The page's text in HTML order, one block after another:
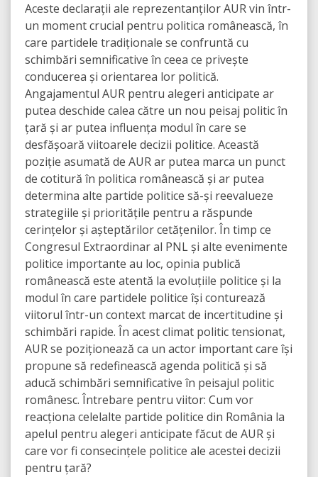
Aceste declarații ale reprezentanților AUR vin într-
un moment crucial pentru politica românească, în
care partidele tradiționale se confruntă cu
schimbări semnificative în ceea ce privește
conducerea și orientarea lor politică.
Angajamentul AUR pentru alegeri anticipate ar
putea deschide calea către un nou peisaj politic în
țară și ar putea influența modul în care se
desfășoară viitoarele decizii politice. Această
poziție asumată de AUR ar putea marca un punct
de cotitură în politica românească și ar putea
determina alte partide politice să-și reevalueze
strategiile și prioritățile pentru a răspunde
cerințelor și așteptărilor cetățenilor. În timp ce
Congresul Extraordinar al PNL și alte evenimente
politice importante au loc, opinia publică
românească este atentă la evoluțiile politice și la
modul în care partidele politice își conturează
viitorul într-un context marcat de incertitudine și
schimbări rapide. În acest climat politic tensionat,
AUR se poziționează ca un actor important care își
propune să redefinească agenda politică și să
aducă schimbări semnificative în peisajul politic
românesc. Întrebare pentru viitor: Cum vor
reacționa celelalte partide politice din România la
apelul pentru alegeri anticipate făcut de AUR și
care vor fi consecințele politice ale acestei decizii
pentru țară?